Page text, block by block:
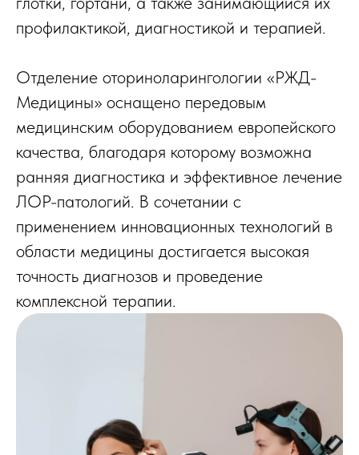
профилактикой, диагностикой и терапией.
Отделение оториноларингологии «РЖД-
Медицины» оснащено передовым
медицинским оборудованием европейского
качества, благодаря которому возможна
ранняя диагностика и эффективное лечение
ЛОР-патологий. В сочетании с
применением инновационных технологий в
области медицины достигается высокая
точность диагнозов и проведение
комплексной терапии.